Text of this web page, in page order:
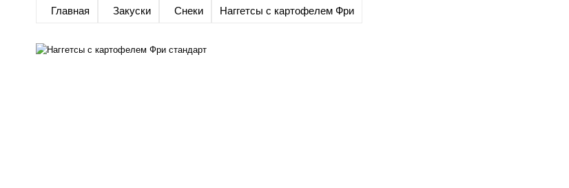
Главная Закуски Снеки Наггетсы с картофелем Фри